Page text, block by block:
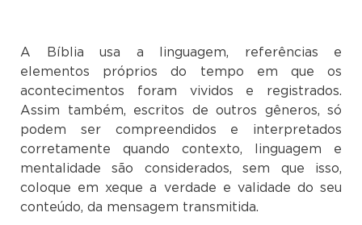
A Bíblia usa a linguagem, referências e
elementos próprios do tempo em que os
acontecimentos foram vividos e registrados.
Assim também, escritos de outros gêneros, só
podem ser compreendidos e interpretados
corretamente quando contexto, linguagem e
mentalidade são considerados, sem que isso,
coloque em xeque a verdade e validade do seu
conteúdo, da mensagem transmitida.